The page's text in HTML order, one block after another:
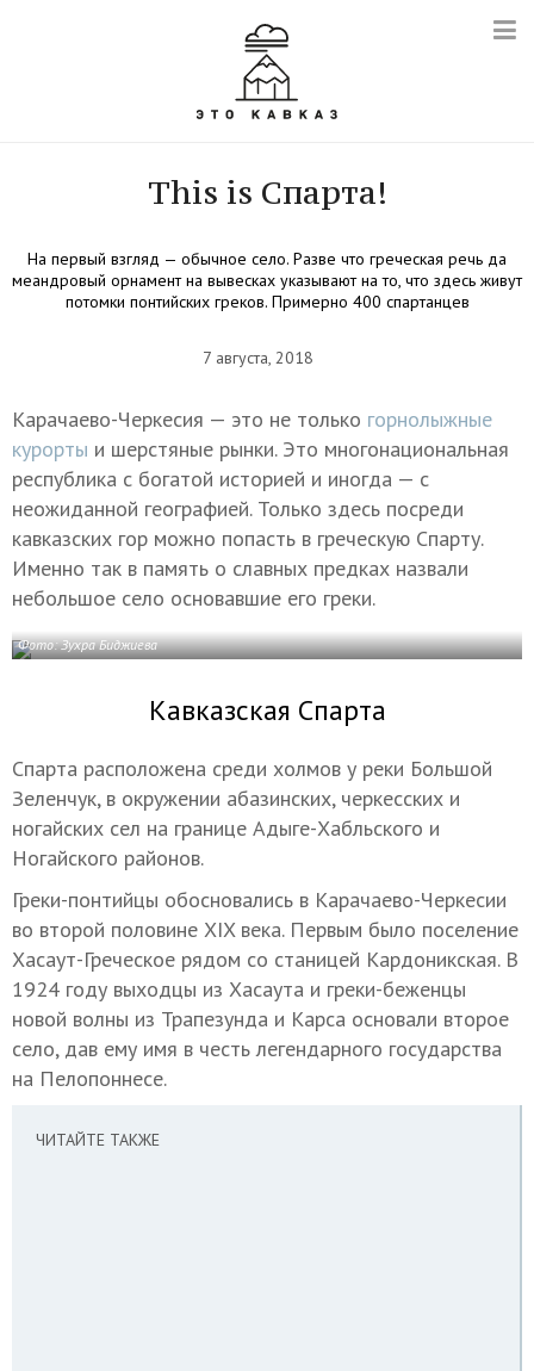
This is Спарта!
На первый взгляд — обычное село. Разве что греческая речь да
меандровый орнамент на вывесках указывают на то, что здесь живут
потомки понтийских греков. Примерно 400 спартанцев
7 августа, 2018
Карачаево-Черкесия — это не только горнолыжные
курорты и шерстяные рынки. Это многонациональная
республика с богатой историей и иногда — с
неожиданной географией. Только здесь посреди
кавказских гор можно попасть в греческую Спарту.
Именно так в память о славных предках назвали
небольшое село основавшие его греки.
Фото: Зухра Биджиева
Кавказская Спарта
Спарта расположена среди холмов у реки Большой
Зеленчук, в окружении абазинских, черкесских и
ногайских сел на границе Адыге-Хабльского и
Ногайского районов.
Греки-понтийцы обосновались в Карачаево-Черкесии
во второй половине XIX века. Первым было поселение
Хасаут-Греческое рядом со станицей Кардоникская. В
1924 году выходцы из Хасаута и греки-беженцы
новой волны из Трапезунда и Карса основали второе
село, дав ему имя в честь легендарного государства
на Пелопоннесе.
ЧИТАЙТЕ ТАКЖЕ